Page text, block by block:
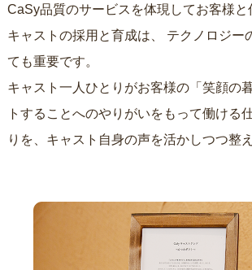
CaSy品質のサービスを体現してお客様と
キャストの採用と育成は、
ても重要です。
キャスト一人ひとりがお客様の「笑顔の
トすることへのやりがいをもって働ける仕
りを、キャスト自身の声を活かしつつ整